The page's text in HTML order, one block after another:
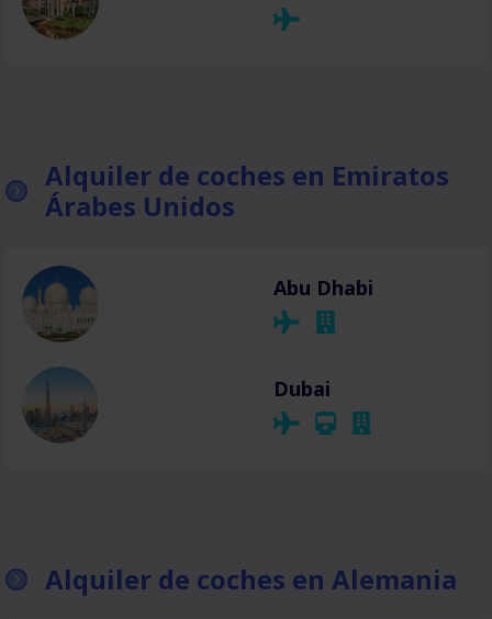
Alquiler de coches en Emiratos
Árabes Unidos
Abu Dhabi
Dubai
Alquiler de coches en Alemania